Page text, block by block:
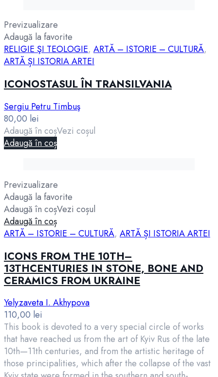
Previzualizare
Adaugă la favorite
RELIGIE ŞI TEOLOGIE, ARTĂ – ISTORIE – CULTURĂ,
ARTĂ ȘI ISTORIA ARTEI
ICONOSTASUL ÎN TRANSILVANIA
Sergiu Petru Timbuş
80,00 lei
Adaugă în coșVezi coșul
Adaugă în coș
Previzualizare
Adaugă la favorite
Adaugă în coșVezi coșul
Adaugă în coș
ARTĂ – ISTORIE – CULTURĂ, ARTĂ ȘI ISTORIA ARTEI
ICONS FROM THE 10TH–
13THCENTURIES IN STONE, BONE AND
CERAMICS FROM UKRAINE
Yelyzaveta I. Akhypova
110,00 lei
This book is devoted to a very special circle of works
that have reached us from the art of Kyiv Rus of the late
10th—11th centuries, and from the artistic heritage of
those principalities, which after the collapse of the vast